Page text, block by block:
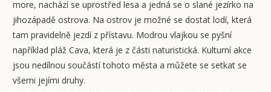
more, nachází se uprostřed lesa a jedná se o slané jezírko na
jihozápadě ostrova. Na ostrov je možné se dostat lodí, která
tam pravidelně jezdí z přístavu. Modrou vlajkou se pyšní
například pláž Cava, která je z části naturistická. Kulturní akce
jsou nedílnou součástí tohoto města a můžete se setkat se
všemi jejími druhy.